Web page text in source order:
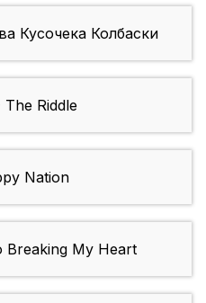
Колбаски
The Riddle
Nation
Breaking My Heart